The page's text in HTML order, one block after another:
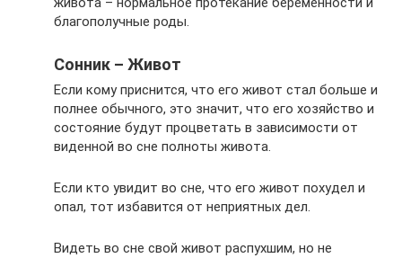
благополучные роды.
Сонник – Живот
Если кому приснится, что его живот стал больше и
полнее обычного, это значит, что его хозяйство и
состояние будут процветать в зависимости от
виденной во сне полноты живота.
Если кто увидит во сне, что его живот похудел и
опал, тот избавится от неприятных дел.
Видеть во сне свой живот распухшим, но не